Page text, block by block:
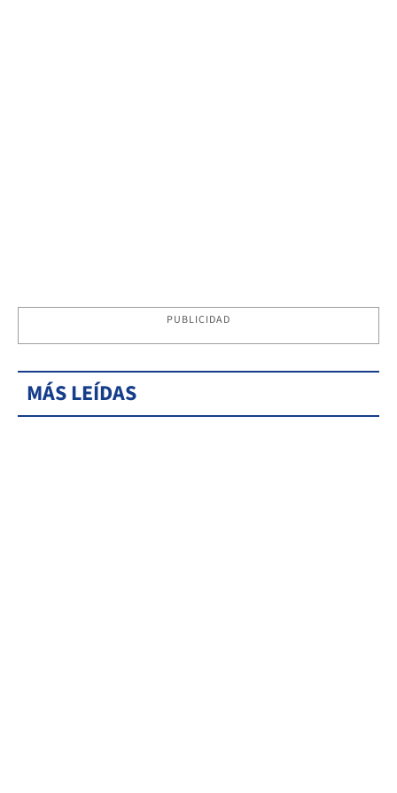
PUBLICIDAD
MÁS LEÍDAS